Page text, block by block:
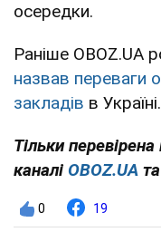
осередки.
Раніше OBOZ.UA
назвав переваги
закладів в Україні.
Тільки
каналі OBOZ.UA та
0 19